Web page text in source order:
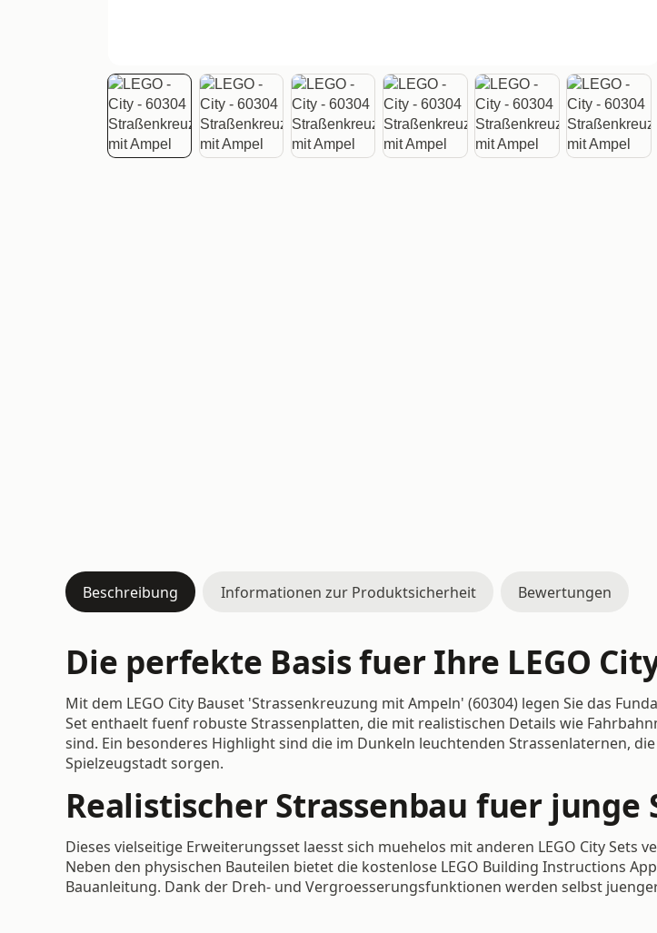
Beschreibung Informationen zur Produktsicherheit Bewertungen
Die perfekte Basis fuer Ihre LEGO
Mit dem LEGO City Bauset 'Strassenkreuzung mit Ampeln' (60304) legen Sie das
Set enthaelt fuenf robuste Strassenplatten, die mit realistischen Details wie
sind. Ein besonderes Highlight sind die im Dunkeln leuchtenden Strassenlaternen,
Spielzeugstadt sorgen.
Realistischer Strassenbau fuer junge
Dieses vielseitige Erweiterungsset laesst sich muehelos mit anderen LEGO City
Neben den physischen Bauteilen bietet die kostenlose LEGO Building Instructions
Bauanleitung. Dank der Dreh- und Vergroesserungsfunktionen werden selbst